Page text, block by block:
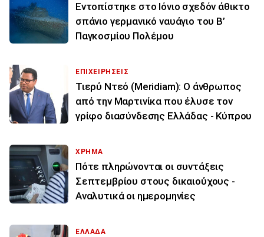
Εντοπίστηκε στο Ιόνιο σχεδόν άθικτο
σπάνιο γερμανικό ναυάγιο του Β’
Παγκοσμίου Πολέμου
ΕΠΙΧΕΙΡΗΣΕΙΣ
Τιερύ Ντεό (Meridiam): Ο άνθρωπος
από την Μαρτινίκα που έλυσε τον
γρίφο διασύνδεσης Ελλάδας - Κύπρου
ΧΡΗΜΑ
Πότε πληρώνονται οι συντάξεις
Σεπτεμβρίου στους δικαιούχους -
Αναλυτικά οι ημερομηνίες
ΕΛΛΑΔΑ